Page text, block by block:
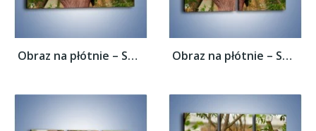
Obraz na płótnie – Sen pandy na drzewie –... Obraz na płótnie – Sen pandy na drzewie –...